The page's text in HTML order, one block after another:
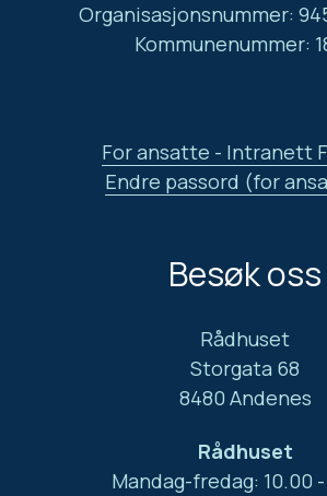
Organisasjonsnummer:
Kommunenummer:
For ansatte - Intranett
Endre passord (for
Besøk oss
Rådhuset
Storgata 68
8480 Andenes
Rådhuset
Mandag-fredag: 10.00